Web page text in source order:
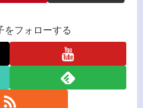
をフォローする